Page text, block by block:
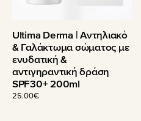
Ultima Derma | Αντηλιακό
& Γαλάκτωμα σώματος με
ενυδατική &
αντιγηραντική δράση
SPF30+ 200ml
25.00€